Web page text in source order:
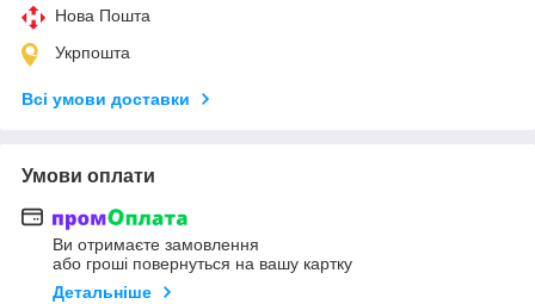
Нова Пошта
Укрпошта
Всі умови доставки
Умови оплати
Ви отримаєте замовлення
або гроші повернуться на вашу картку
Детальніше